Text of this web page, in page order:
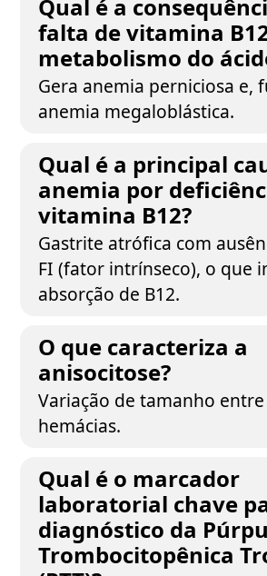
Qual é a
falta de vitamina
metabolismo do
Gera anemia perniciosa e,
anemia megaloblástica.
Qual é a principal
anemia por
vitamina B12?
Gastrite atrófica com
FI (fator intrínseco), o que
absorção de B12.
O que caracteriza a
anisocitose?
Variação de tamanho entre
hemácias.
Qual é o marcador
laboratorial chave
diagnóstico da
Trombocitopênica